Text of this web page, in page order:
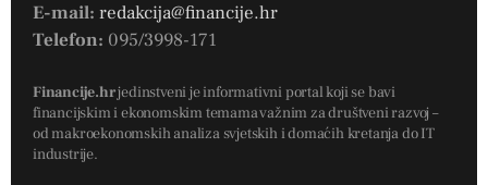
E-mail: redakcija@financije.hr
Telefon: 095/3998-171
Financije.hrjedinstveni je informativni portal koji se bavi
financijskim i ekonomskim temama važnim za društveni razvoj –
od makroekonomskih analiza svjetskih i domaćih kretanja do IT
industrije.